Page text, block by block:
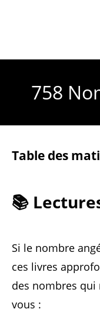
758
Table des
📚
Si le nombre
ces livres
des nombres qui
vous :